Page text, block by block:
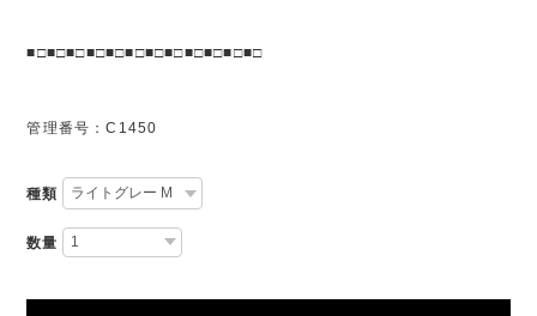
■□■□■□■□■□■□■□■□■□■□■□■□
管理番号：C1450
種類
数量